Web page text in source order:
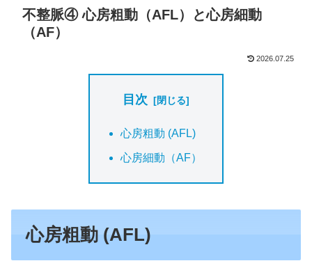
不整脈④ 心房粗動（AFL）と心房細動
（AF）
2026.07.25
目次
心房粗動 (AFL)
心房細動（AF）
心房粗動 (AFL)